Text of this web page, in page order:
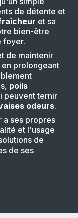
de détente et
et sa
bien-être
foyer.
de maintenir
prolongeant
poils
peuvent ternir
odeurs.
a ses propres
et l'usage
de
de ses